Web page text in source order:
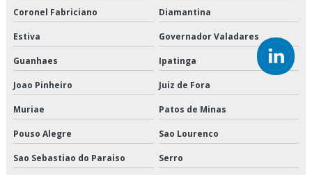
Empresa de transporte de refrigerados
Empresa de transporte dedicado
Empresa de transporte dedicado de alimentos
Empresa de transporte e logística
Empresa de transporte fracionado de alimentos perecíveis
Empresa de transporte interestadual
Coronel Fabriciano Diamantina
Estiva Governador Valadares
Guanhaes Ipatinga
Joao Pinheiro Juiz de Fora
Muriae Patos de Minas
Pouso Alegre Sao Lourenco
Sao Sebastiao do Paraiso Serro